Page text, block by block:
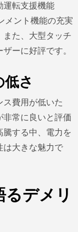
運転支援機能
メント機能の充実
また、大型タッチ
ーに好評です。
さ
費用が低いた
常に良いと評価
騰する中、電力を
は大きな魅力で
デメリ